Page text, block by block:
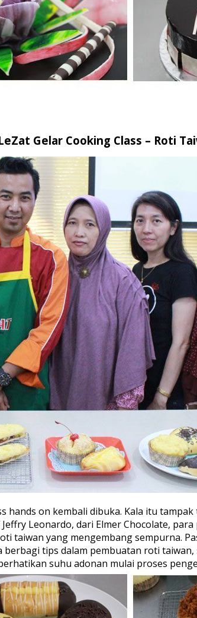
Gelar Cooking Class – Roti
hands on kembali dibuka. Kala itu
Leonardo, dari Elmer Chocolate,
taiwan yang mengembang sempurna.
tips dalam pembuatan roti
suhu adonan mulai proses